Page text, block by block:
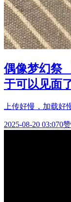
偶像梦幻祭
于可以见面
上传好慢，加载好
2025-08-20 03:070赞